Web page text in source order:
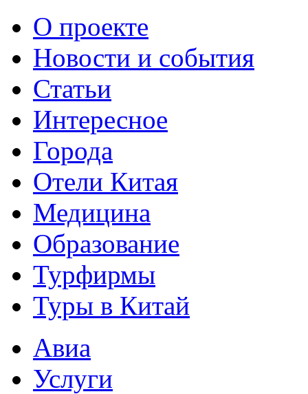
О проекте
Новости и события
Статьи
Интересное
Города
Отели Китая
Медицина
Образование
Турфирмы
Туры в Китай
Авиа
Услуги